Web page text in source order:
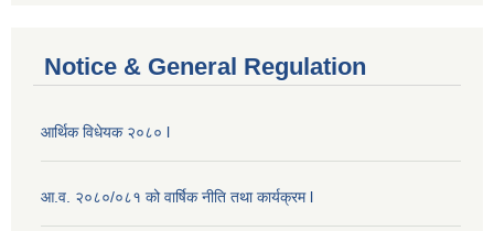
Notice & General Regulation
आर्थिक विधेयक २०८० l
आ.व. २०८०/०८१ को वार्षिक नीति तथा कार्यक्रम l